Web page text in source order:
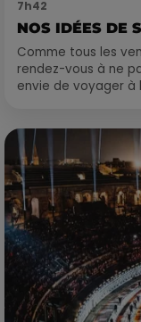
7h42
NOS IDÉES DE
Comme tous les
rendez-vous à ne
envie de voyager à